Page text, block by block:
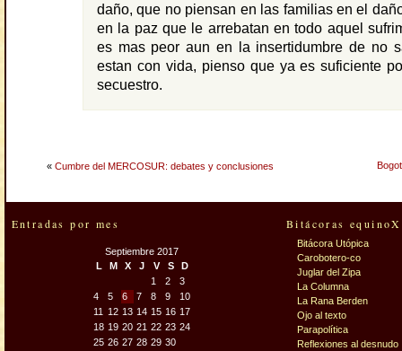
daño, que no piensan en las familias en el
en la paz que le arrebatan en todo aquel
es mas peor aun en la insertidumbre de no
estan con vida, pienso que ya es suficiente
secuestro.
« Cumbre del MERCOSUR: debates y conclusiones
Entradas por mes
Septiembre 2017
L
M X J V S D
1 2
3
4
5 6 7 8 9
10
11
12 13 14 15 16 17
18 19 20 21 22 23 24
25 26 27 28 29 30
Bitácoras
Bitácora Utópica
Carobotero-co
Juglar del Zipa
La Columna
La Rana Berden
Ojo al texto
Parapolítica
Reflexiones al desnudo